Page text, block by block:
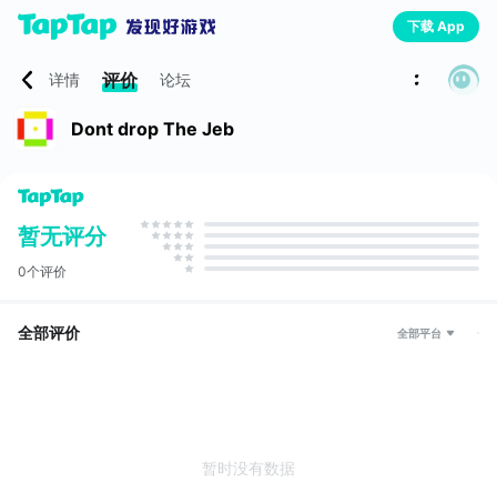
下载 App
详情 评价 论坛
Dont drop The Jeb
暂无评分
0个评价
全部评价 全部平台
暂时没有数据